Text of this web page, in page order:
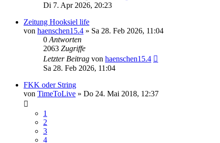
Di 7. Apr 2026, 20:23
Zeitung Hooksiel life
von haenschen15.4 » Sa 28. Feb 2026, 11:04
0 Antworten
2063 Zugriffe
Letzter Beitrag von haenschen15.4
Sa 28. Feb 2026, 11:04
FKK oder String
von TimeToLive » Do 24. Mai 2018, 12:37
1
2
3
4